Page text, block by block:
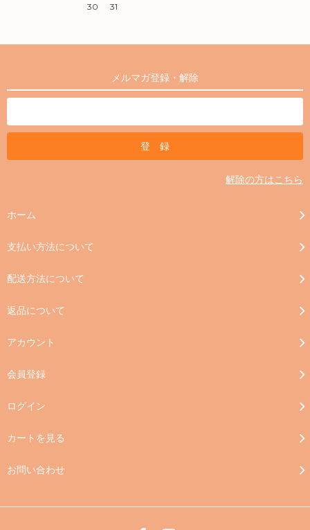
30
31
メルマガ登録・解除
解除の方はこちら
ホーム
支払い方法について
配送方法について
返品について
アカウント
会員登録
ログイン
カートを見る
お問い合わせ